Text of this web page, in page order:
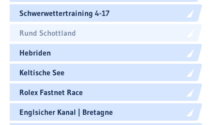
Schwerwettertraining 4-17
Rund Schottland
Hebriden
Keltische See
Rolex Fastnet Race
Englsicher Kanal | Bretagne